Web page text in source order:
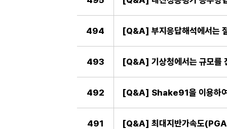
494 [Q&A] 부지응답해석에서는
493 [Q&A] 기상청에서는 규모를
492 [Q&A] Shake91을 이용하여
491 [Q&A] 최대지반가속도